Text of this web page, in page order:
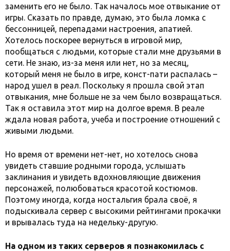
заменить его не было. Так началось мое отвыкание от
игры. Сказать по правде, думаю, это была ломка с
бессонницей, перепадами настроения, апатией.
Хотелось поскорее вернуться в игровой мир,
пообщаться с людьми, которые стали мне друзьями в
сети. Не знаю, из-за меня или нет, но за месяц,
который меня не было в игре, конст-пати распалась –
народ ушел в реал. Поскольку я прошла свой этап
отвыкания, мне больше не за чем было возвращаться.
Так я оставила этот мир на долгое время. В реале
ждала новая работа, учеба и построение отношений с
живыми людьми.
Но время от времени нет-нет, но хотелось снова
увидеть ставшие родными города, услышать
заклинания и увидеть вдохновляющие движения
персонажей, полюбоваться красотой костюмов.
Поэтому иногда, когда ностальгия брала своё, я
подыскивала сервер с высокими рейтингами прокачки
и врывалась туда на недельку-другую.
На одном из таких серверов я познакомилась с